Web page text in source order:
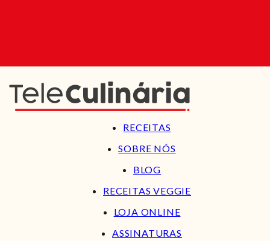
RECEITAS
SOBRE NÓS
BLOG
RECEITAS VEGGIE
LOJA ONLINE
ASSINATURAS